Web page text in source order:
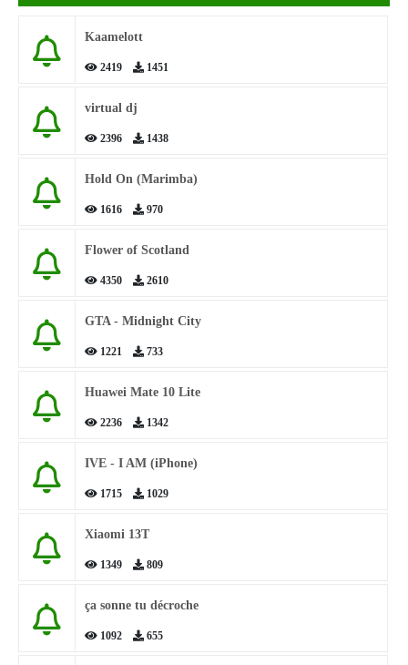
Kaamelott
2419 1451
virtual dj
2396 1438
Hold On (Marimba)
1616 970
Flower of Scotland
4350 2610
GTA - Midnight City
1221 733
Huawei Mate 10 Lite
2236 1342
IVE - I AM (iPhone)
1715 1029
Xiaomi 13T
1349 809
ça sonne tu décroche
1092 655